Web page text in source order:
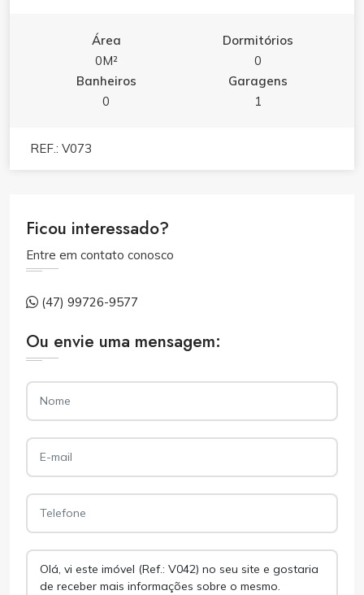
Área
0M²
Dormitórios
0
Banheiros
0
Garagens
1
REF.: V073
Ficou interessado?
Entre em contato conosco
(47) 99726-9577
Ou envie uma mensagem: